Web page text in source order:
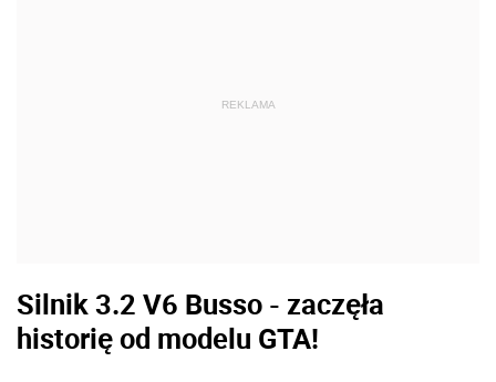
REKLAMA
Silnik 3.2 V6 Busso - zaczęła
historię od modelu GTA!